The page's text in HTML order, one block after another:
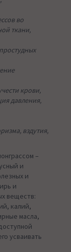
во
ткани,
крови,
давления,
вздутия,
–
и
и
и
веществ:
калий,
масла,
усваивать